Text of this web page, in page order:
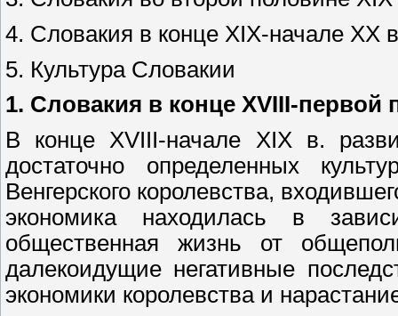
4. Словакия в конце XIX-начале XX
5. Культура Словакии
1. Словакия в конце XVIII-первой
В конце XVIII-начале XIX в.
достаточно определенных
Венгерского королевства,
экономика находилась в
общественная жизнь от
далекоидущие негативные
экономики королевства и